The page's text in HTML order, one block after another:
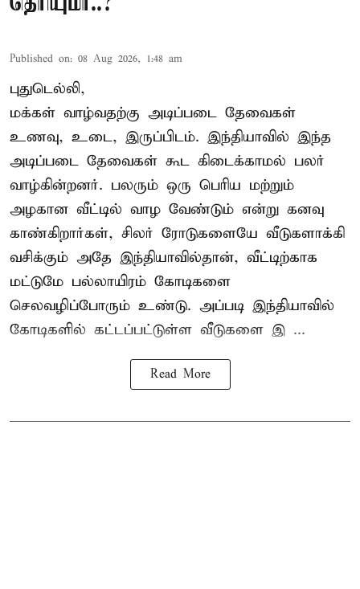
Published on: 08 Aug 2026, 1:48 am
புதுடெல்லி,
மக்கள் வாழ்வதற்கு அடிப்படை தேவைகள்
உணவு, உடை, இருப்பிடம். இந்தியாவில் இந்த
அடிப்படை தேவைகள் கூட கிடைக்காமல் பலர்
வாழ்கின்றனர். பலரும் ஒரு பெரிய மற்றும்
அழகான வீட்டில் வாழ வேண்டும் என்று கனவு
காண்கிறார்கள், சிலர் ரோடுகளையே வீடுகளாக்கி
வசிக்கும் அதே இந்தியாவில்தான், வீட்டிற்காக
மட்டுமே பல்லாயிரம் கோடிகளை
செலவழிப்போரும் உண்டு. அப்படி இந்தியாவில்
கோடிகளில் கட்டப்பட்டுள்ள வீடுகளை இ ...
Read More